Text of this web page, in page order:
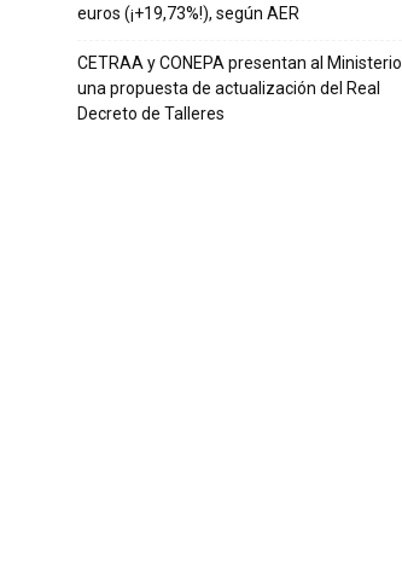
euros (¡+19,73%!), según AER
CETRAA y CONEPA presentan al Ministerio
una propuesta de actualización del Real
Decreto de Talleres